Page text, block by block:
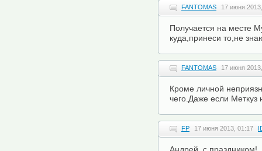
FANTOMAS 17 июня
Получается на месте
куда,принеси то,не
FANTOMAS 17 июня
Кроме личной
чего.Даже если Меткуз
FP 17 июня 2013, 01:17